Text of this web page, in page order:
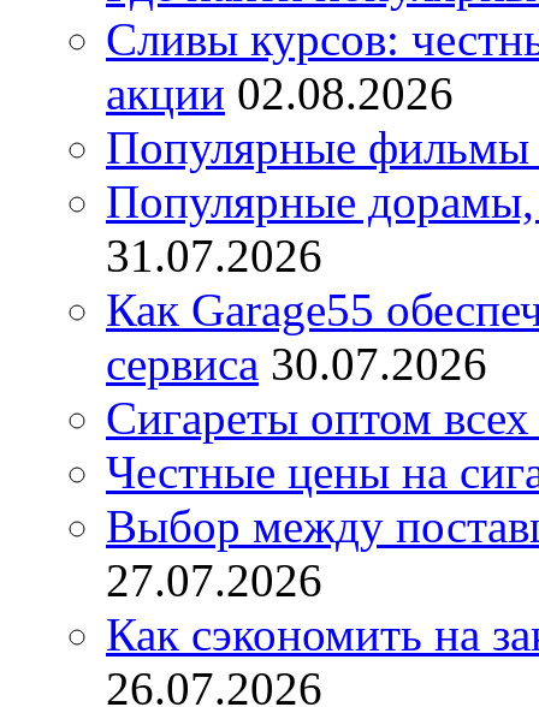
Сливы курсов:
акции 02.08.2026
Популярные фильмы
Популярные дорамы,
31.07.2026
Как Garage55
сервиса 30.07.2026
Сигареты оптом
Честные цены на
Выбор между
27.07.2026
Как сэкономить на
26.07.2026